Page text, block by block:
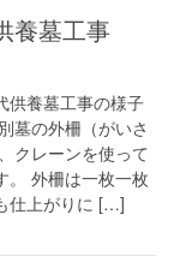
供養墓工事の様子
墓の外柵（がいさ
クレーンを使って
。 外柵は一枚一枚
仕上がりに […]